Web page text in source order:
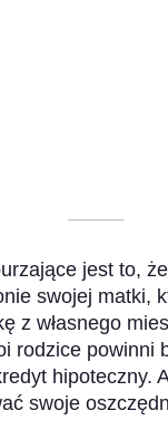
––––––––––
jest to,
swojej matki,
z własnego
rodzice powinni
hipoteczny.
swoje